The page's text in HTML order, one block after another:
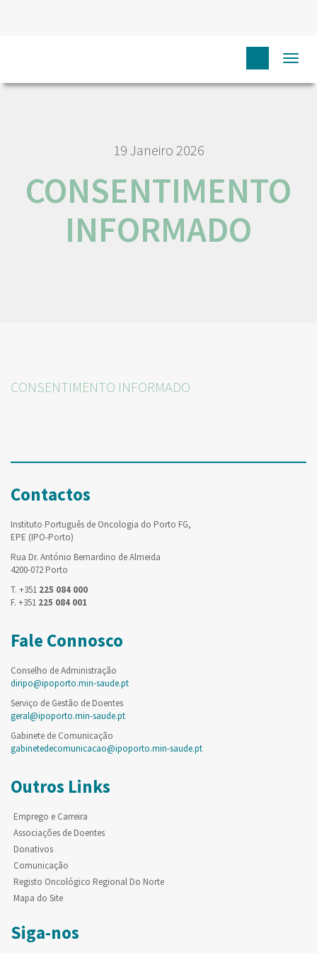
19 Janeiro 2026
CONSENTIMENTO
INFORMADO
CONSENTIMENTO INFORMADO
Contactos
Instituto Português de Oncologia do Porto FG,
EPE (IPO-Porto)
Rua Dr. António Bernardino de Almeida
4200-072 Porto
T. +351 225 084 000
F. +351 225 084 001
Fale Connosco
Conselho de Administração
diripo@ipoporto.min-saude.pt
Serviço de Gestão de Doentes
geral@ipoporto.min-saude.pt
Gabinete de Comunicação
gabinetedecomunicacao@ipoporto.min-saude.pt
Outros Links
Emprego e Carreira
Associações de Doentes
Donativos
Comunicação
Registo Oncológico Regional Do Norte
Mapa do Site
Siga-nos